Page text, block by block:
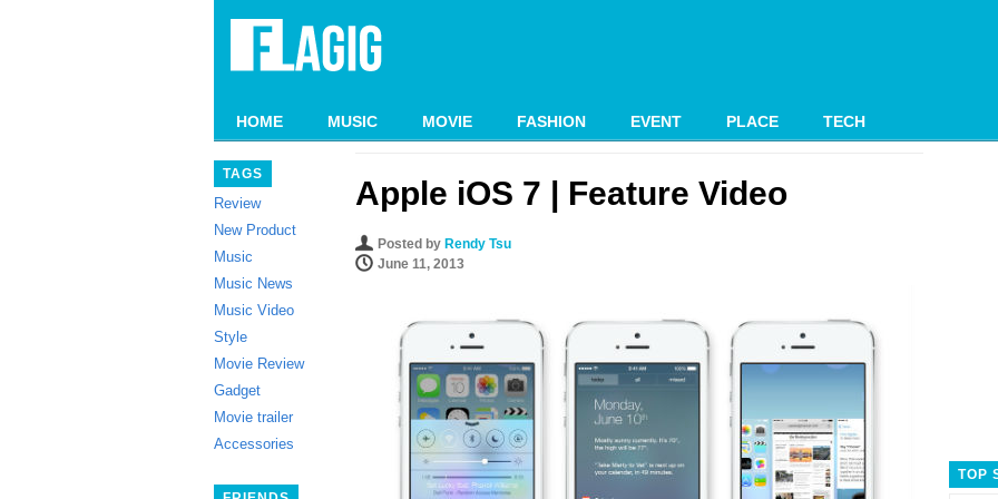
HOME MUSIC MOVIE FASHION EVENT PLACE TECH
TAGS
Review
New Product
Music
Music News
Music Video
Style
Movie Review
Gadget
Movie trailer
Accessories
Apple iOS 7 | Feature Video
Posted by Rendy Tsu
June 11, 2013
TOP